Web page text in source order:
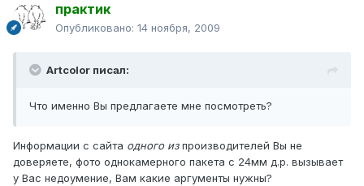
практик
Опубликовано: 14 ноября, 2009
Artcolor писал:
Что именно Вы предлагаете мне посмотреть?
Информации с сайта одного изпроизводителей Вы не
доверяете, фото однокамерного пакета с 24мм д.р. вызывает
у Вас недоумение, Вам какие аргументы нужны?